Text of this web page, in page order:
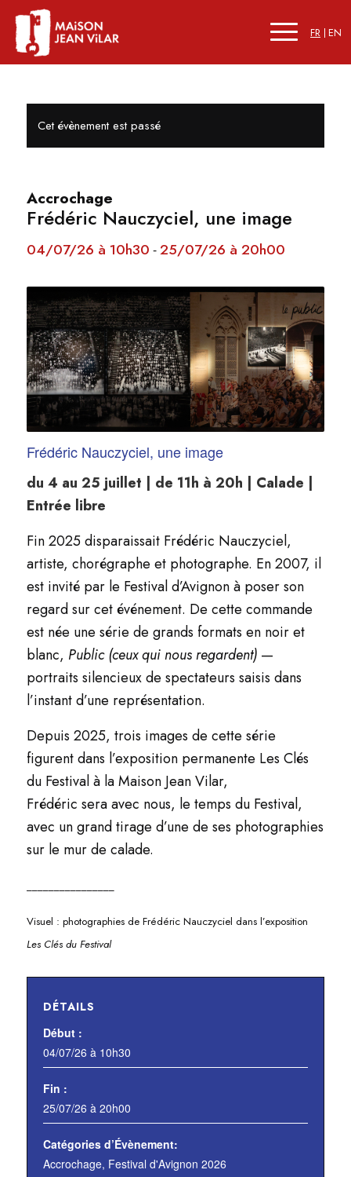
FR EN
Cet évènement est passé
Accrochage
Frédéric Nauczyciel, une image
04/07/26 à 10h30 -25/07/26 à 20h00
Frédéric Nauczyciel, une image
du 4 au 25 juillet | de 11h à 20h | Calade |
Entrée libre
Fin 2025 disparaissait Frédéric Nauczyciel,
artiste, chorégraphe et photographe. En 2007, il
est invité par le Festival d’Avignon à poser son
regard sur cet événement. De cette commande
est née une série de grands formats en noir et
blanc, Public (ceux qui nous regardent)—
portraits silencieux de spectateurs saisis dans
l’instant d’une représentation.
Depuis 2025, trois images de cette série
figurent dans l’exposition permanente Les Clés
du Festival à la Maison Jean Vilar,
Frédéric sera avec nous, le temps du Festival,
avec un grand tirage d’une de ses photographies
sur le mur de calade.
Visuel : photographies de Frédéric Nauczyciel dans l’exposition
Les Clés du Festival
DÉTAILS
Début :
04/07/26 à 10h30
Fin :
25/07/26 à 20h00
Catégories d’Évènement:
Accrochage, Festival d'Avignon 2026